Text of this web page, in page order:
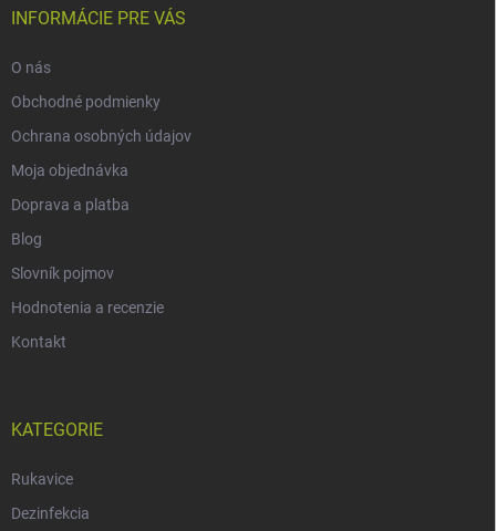
INFORMÁCIE PRE VÁS
O nás
Obchodné podmienky
Ochrana osobných údajov
Moja objednávka
Doprava a platba
Blog
Slovník pojmov
Hodnotenia a recenzie
Kontakt
KATEGORIE
Rukavice
Dezinfekcia